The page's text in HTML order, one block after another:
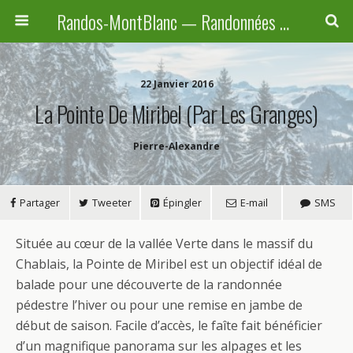
Randos-MontBlanc — Randonnées pédestres familiales en Haute-Savoie, Suisse et Italie
22 Janvier 2016
La Pointe De Miribel (par Les Granges)
Pierre-Alexandre
Partager Tweeter Épingler E-mail SMS
Située au cœur de la vallée Verte dans le massif du
Chablais, la Pointe de Miribel est un objectif idéal de
balade pour une découverte de la randonnée
pédestre l’hiver ou pour une remise en jambe de
début de saison. Facile d’accès, le faîte fait bénéficier
d’un magnifique panorama sur les alpages et les